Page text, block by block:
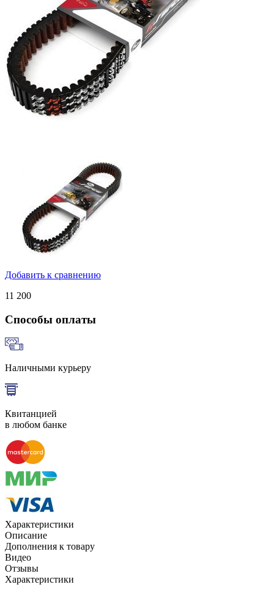
Добавить к сравнению
11 200
Способы оплаты
Наличными курьеру
Квитанцией
в любом банке
Характеристики
Описание
Дополнения к товару
Видео
Отзывы
Характеристики